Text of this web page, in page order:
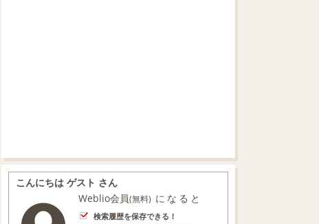
こんにちは ゲスト さん
Weblio会員(無料) になると
検索履歴を保存できる！